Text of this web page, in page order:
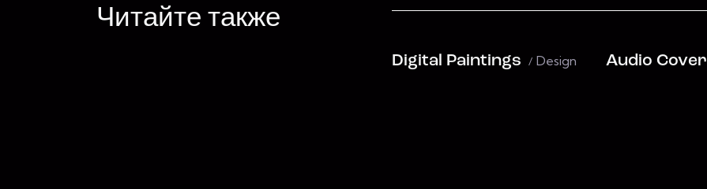
Читайте также
Design
Digital Paintings Audio Cover